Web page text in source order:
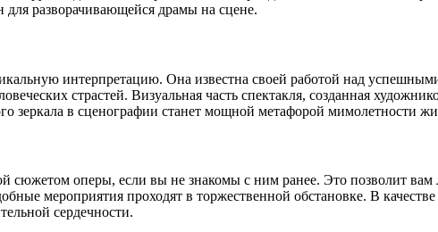
для разворачивающейся драмы на сцене.
интерпретацию. Она известна своей работой над
страстей. Визуальная часть спектакля, созданная
зеркала в сценографии станет мощной метафорой мимолетности
сюжетом оперы, если вы не знакомы с ним ранее. Это позволит
мероприятия проходят в торжественной обстановке. В
сердечности.